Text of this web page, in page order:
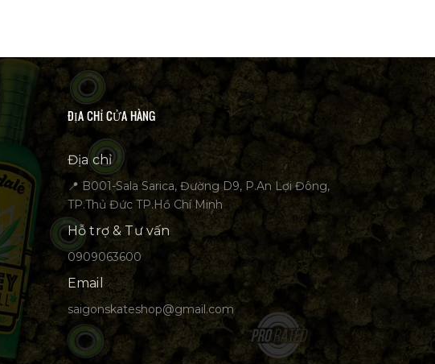
ĐỊA CHỈ CỬA HÀNG
Địa chỉ
📍 B001-Sala Sarica, Đường D9, P.An Lợi Đông,
TP.Thủ Đức TP.Hồ Chí Minh
Hỗ trợ & Tư vấn
0909063600
Email
saigonskateshop@gmail.com